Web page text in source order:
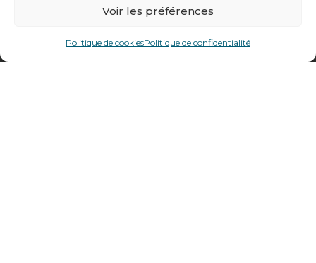
Voir les préférences
Politique de cookiesPolitique de confidentialité
Villefranche sur Saône
Plan d’accès